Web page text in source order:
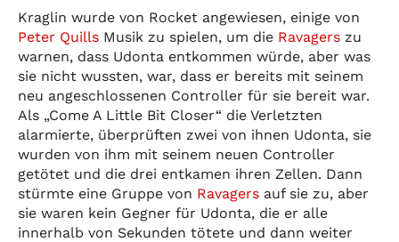
Kraglin wurde von Rocket angewiesen, einige von
Peter Quills Musik zu spielen, um die Ravagers zu
warnen, dass Udonta entkommen würde, aber was
sie nicht wussten, war, dass er bereits mit seinem
neu angeschlossenen Controller für sie bereit war.
Als „Come A Little Bit Closer“ die Verletzten
alarmierte, überprüften zwei von ihnen Udonta, sie
wurden von ihm mit seinem neuen Controller
getötet und die drei entkamen ihren Zellen. Dann
stürmte eine Gruppe von Ravagers auf sie zu, aber
sie waren kein Gegner für Udonta, die er alle
innerhalb von Sekunden tötete und dann weiter